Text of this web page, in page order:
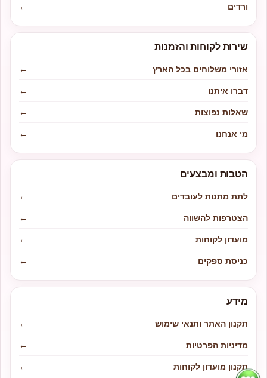
ורדים
←
שירות לקוחות והזמנות
אזורי משלוחים בכל הארץ
←
דברו איתנו
←
שאלות נפוצות
←
מי אנחנו
←
הטבות ומבצעים
לתת מתנות לעובדים
←
הצטרפות להשווה
←
מועדון לקוחות
←
כניסת ספקים
←
מידע
תקנון האתר ותנאי שימוש
←
מדיניות הפרטיות
←
תקנון מועדון לקוחות
←